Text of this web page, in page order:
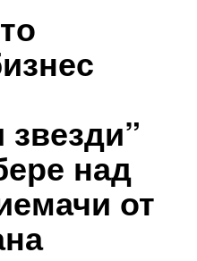
над
от